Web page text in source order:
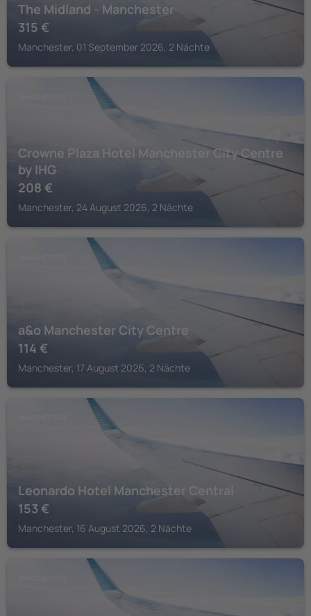
The Midland - Manchester
315 €
Manchester, 01 September 2026, 2 Nächte
Crowne Plaza Hotel Manchester City Centre
by IHG
208 €
Manchester, 24 August 2026, 2 Nächte
a&o Manchester City Centre
114 €
Manchester, 17 August 2026, 2 Nächte
Leonardo Hotel Manchester Central
153 €
Manchester, 16 August 2026, 2 Nächte